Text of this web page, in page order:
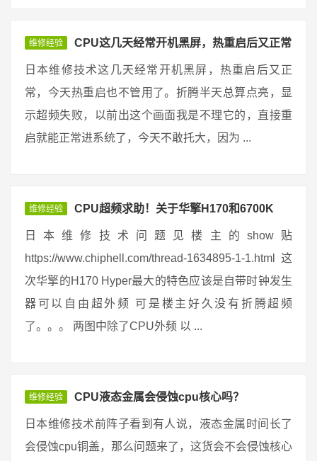
维修经验 CPU这几天经常开机黑屏，热重启后又正常
日本维修技术这几天经常开机黑屏，热重启后又正
常，今天热重启也不管用了。折腾半天总算点亮，显
示超频失败，以前出这个画面我是不理它的，直接重
启就能正常进系统了，今天不敢托大，因为 ...
维修经验 CPU超频求助！关于华擎H170和6700K
日本维修技术问题见楼主的show贴
https://www.chiphell.com/thread-1634895-1-1.html 这
次华擎的H170 Hyper最大的特色应该是自带时钟发生
器可以自由超外频 可是楼主好久没有折腾超频
了。。。 两图中除了CPU外频 以 ...
维修经验 CPU液态金属会侵蚀cpu核心吗？
日本维修技术前阵子看到有人说，液态金属时间长了
会侵蚀cpu铜盖，那么问题来了，这货会不会侵蚀核心